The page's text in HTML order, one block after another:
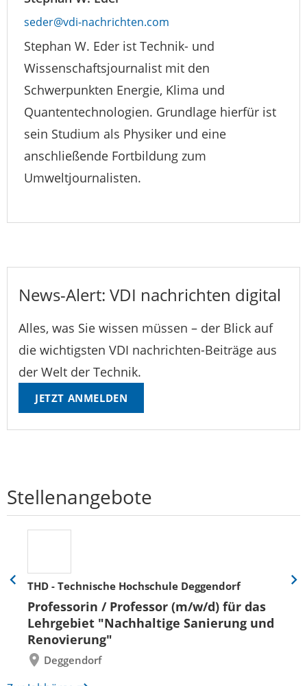
seder@vdi-nachrichten.com
Stephan W. Eder ist Technik- und
Wissenschaftsjournalist mit den
Schwerpunkten Energie, Klima und
Quantentechnologien. Grundlage hierfür ist
sein Studium als Physiker und eine
anschließende Fortbildung zum
Umweltjournalisten.
News-Alert: VDI nachrichten digital
Alles, was Sie wissen müssen – der Blick auf
die wichtigsten VDI nachrichten-Beiträge aus
der Welt der Technik.
JETZT ANMELDEN
Stellenangebote
THD - Technische Hochschule Deggendorf
Professorin / Professor (m/w/d) für das
Lehrgebiet "Nachhaltige Sanierung und
Renovierung"
Deggendorf
Eine
zurück
Eine